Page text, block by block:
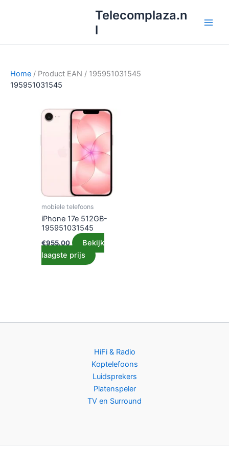
inhoud
Telecomplaza.n
l
Home / Product EAN / 195951031545
195951031545
mobiele telefoons
iPhone 17e 512GB-
195951031545
€955.00
Bekijk
laagste prijs
HiFi & Radio
Koptelefoons
Luidsprekers
Platenspeler
TV en Surround